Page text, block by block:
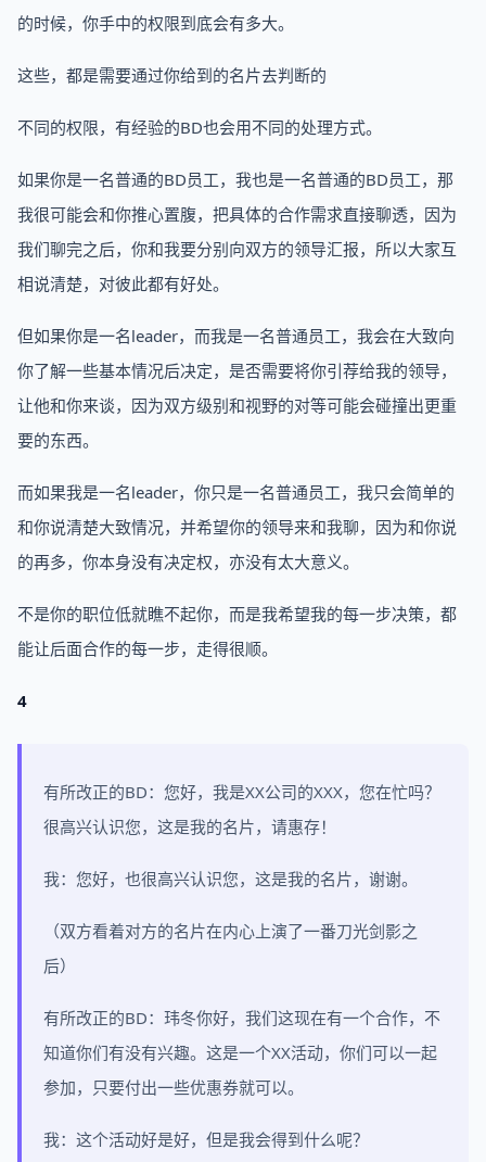
的时候，你手中的权限到底会有多大。
这些，都是需要通过你给到的名片去判断的
不同的权限，有经验的BD也会用不同的处理方式。
如果你是一名普通的BD员工，我也是一名普通的BD员工，那
我很可能会和你推心置腹，把具体的合作需求直接聊透，因为
我们聊完之后，你和我要分别向双方的领导汇报，所以大家互
相说清楚，对彼此都有好处。
但如果你是一名leader，而我是一名普通员工，我会在大致向
你了解一些基本情况后决定，是否需要将你引荐给我的领导，
让他和你来谈，因为双方级别和视野的对等可能会碰撞出更重
要的东西。
而如果我是一名leader，你只是一名普通员工，我只会简单的
和你说清楚大致情况，并希望你的领导来和我聊，因为和你说
的再多，你本身没有决定权，亦没有太大意义。
不是你的职位低就瞧不起你，而是我希望我的每一步决策，都
能让后面合作的每一步，走得很顺。
4
有所改正的BD：您好，我是XX公司的XXX，您在忙吗？
很高兴认识您，这是我的名片，请惠存！
我：您好，也很高兴认识您，这是我的名片，谢谢。
（双方看着对方的名片在内心上演了一番刀光剑影之
后）
有所改正的BD：玮冬你好，我们这现在有一个合作，不
知道你们有没有兴趣。这是一个XX活动，你们可以一起
参加，只要付出一些优惠券就可以。
我：这个活动好是好，但是我会得到什么呢？